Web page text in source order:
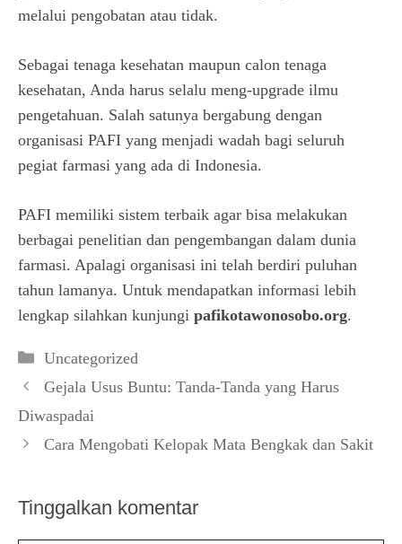
melalui pengobatan atau tidak.
Sebagai tenaga kesehatan maupun calon tenaga
kesehatan, Anda harus selalu meng-upgrade ilmu
pengetahuan. Salah satunya bergabung dengan
organisasi PAFI yang menjadi wadah bagi seluruh
pegiat farmasi yang ada di Indonesia.
PAFI memiliki sistem terbaik agar bisa melakukan
berbagai penelitian dan pengembangan dalam dunia
farmasi. Apalagi organisasi ini telah berdiri puluhan
tahun lamanya. Untuk mendapatkan informasi lebih
lengkap silahkan kunjungi pafikotawonosobo.org.
Kategori
Uncategorized
Gejala Usus Buntu: Tanda-Tanda yang Harus
Diwaspadai
Cara Mengobati Kelopak Mata Bengkak dan Sakit
Tinggalkan komentar